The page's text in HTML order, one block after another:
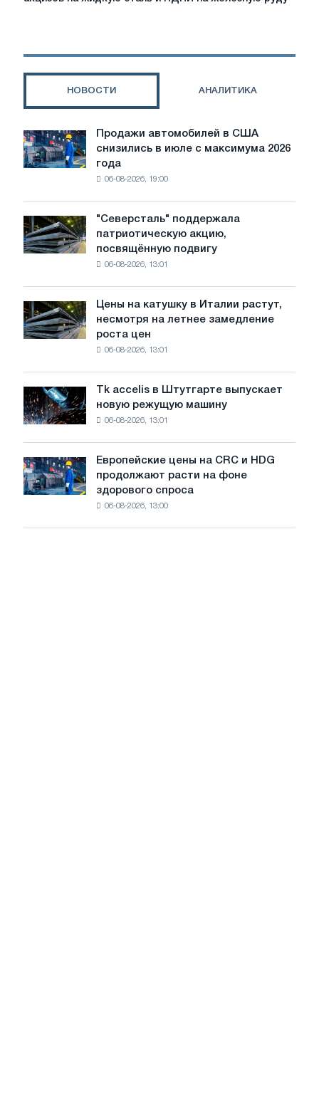
уплате
сталь
НДПИ
на
НОВОСТИ АНАЛИТИКА
Продажи
автомобилей
в
июле
с
максимума
года
Продажи автомобилей в США
снизились в июле с максимума 2026
года
06-08-2026, 19:00
"Северсталь"
поддержала
патриотическую
советской
авиации
в
Великой
Отечественной
войны
"Северсталь" поддержала
патриотическую акцию,
посвящённую подвигу
06-08-2026, 13:01
Цены
на
катушку
несмотря
на
летнее
замедление
роста
цен
Цены на катушку в Италии растут,
несмотря на летнее замедление
роста цен
06-08-2026, 13:01
Tk
accelis
в
новую
режущую
машину
Tk accelis в Штутгарте выпускает
новую режущую машину
06-08-2026, 13:01
Европейские
цены
на
Европейские цены на CRC и HDG
продолжают расти на фоне
здорового спроса
06-08-2026, 13:00